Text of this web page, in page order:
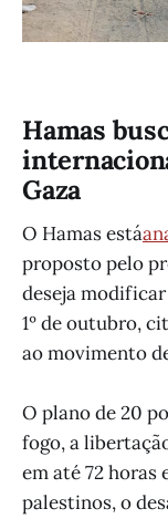
Hamas
Gaza
O Hamas está
proposto pelo
deseja
1º de outubro,
ao movimento
O plano de 20
fogo, a
em até 72
palestinos, o